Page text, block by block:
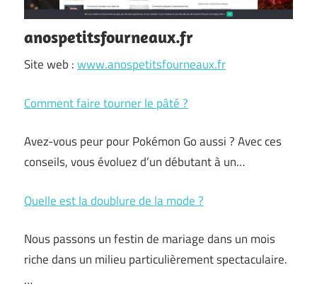
anospetitsfourneaux.fr
Site web :www.anospetitsfourneaux.fr
Comment faire tourner le pâté ?
Avez-vous peur pour Pokémon Go aussi ? Avec ces
conseils, vous évoluez d’un débutant à un…
Quelle est la doublure de la mode ?
Nous passons un festin de mariage dans un mois
riche dans un milieu particulièrement spectaculaire.
…